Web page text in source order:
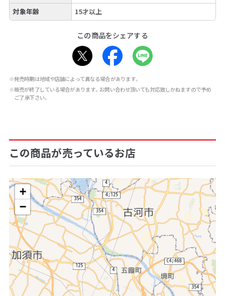
対象年齢
15才以上
この商品をシェアする
※発売時期は地域や店舗によって異なる場合があります。
※販売が終了している場合があります。お問い合わせ頂いても対応致しかねますので予め
ご了承下さい。
この商品が売っているお店
+
−